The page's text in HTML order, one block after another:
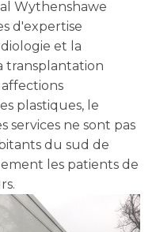
Wythenshawe
d'expertise
et la
transplantation
plastiques, le
services ne sont pas
du sud de
les patients de